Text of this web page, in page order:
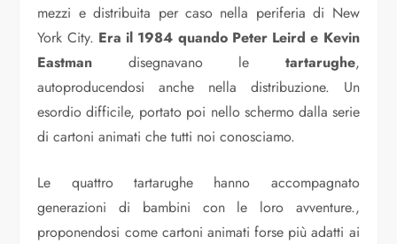
mezzi e distribuita per caso nella periferia di New
York City. Era il 1984 quando Peter Leird e Kevin
Eastman disegnavano le tartarughe,
autoproducendosi anche nella distribuzione. Un
esordio difficile, portato poi nello schermo dalla serie
di cartoni animati che tutti noi conosciamo.
Le quattro tartarughe hanno accompagnato
generazioni di bambini con le loro avventure.,
proponendosi come cartoni animati forse più adatti ai